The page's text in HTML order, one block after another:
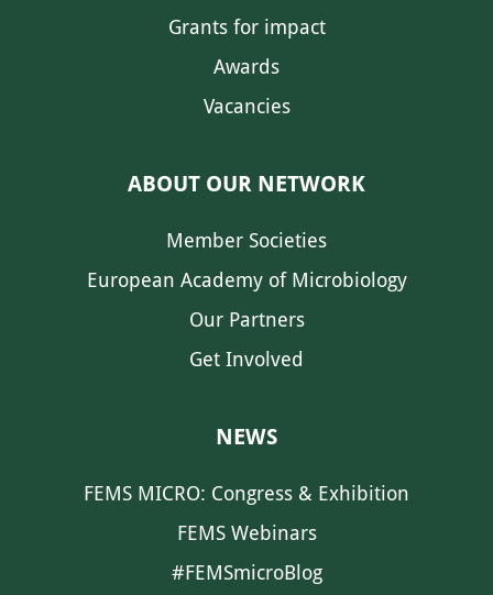
Grants for impact
Awards
Vacancies
ABOUT OUR NETWORK
Member Societies
European Academy of Microbiology
Our Partners
Get Involved
NEWS
FEMS MICRO: Congress & Exhibition
FEMS Webinars
#FEMSmicroBlog